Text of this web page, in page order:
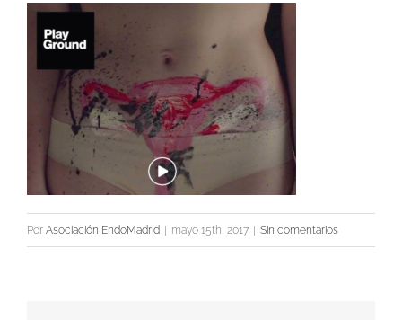
Por Asociación EndoMadrid | mayo 15th, 2017 | Sin comentarios